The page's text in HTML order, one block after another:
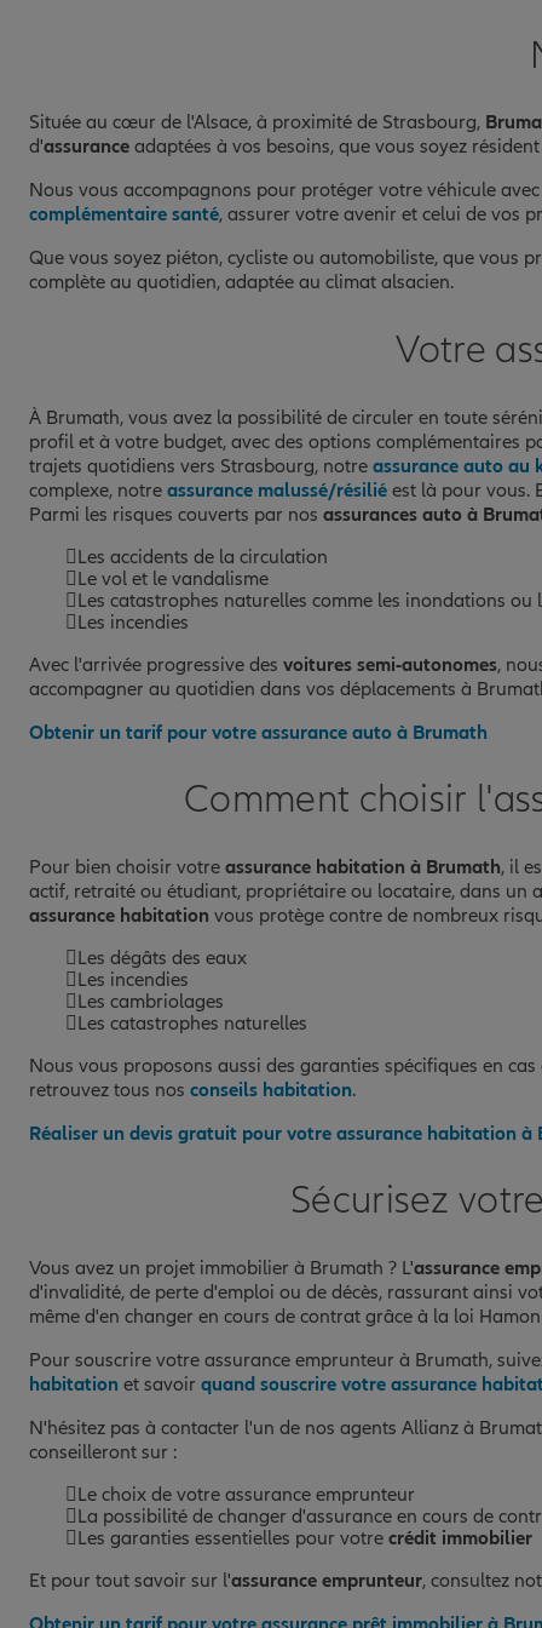
Voir
Située au cœur de l'Alsace, à proximité de Strasbourg,
d'assurance adaptées à vos besoins, que vous soyez
Nous vous accompagnons pour protéger votre véhicule
complémentaire santé, assurer votre avenir et celui de vos
Que vous soyez piéton, cycliste ou automobiliste, que vous
complète au quotidien, adaptée au climat alsacien.
Votre
À Brumath, vous avez la possibilité de circuler en toute
profil et à votre budget, avec des options complémentaires
trajets quotidiens vers Strasbourg, notre assurance auto au
complexe, notre assurance malussé/résilié est là pour vous.
Parmi les risques couverts par nos assurances auto à
Les accidents de la circulation
Le vol et le vandalisme
Les catastrophes naturelles comme les inondations ou
Les incendies
Avec l'arrivée progressive des voitures semi-autonomes,
accompagner au quotidien dans vos déplacements à
Obtenir un tarif pour votre assurance auto à Brumath
Comment choisir
Pour bien choisir votre assurance habitation à Brumath, il
actif, retraité ou étudiant, propriétaire ou locataire, dans un
assurance habitation vous protège contre de nombreux
Les dégâts des eaux
Les incendies
Les cambriolages
Les catastrophes naturelles
Nous vous proposons aussi des garanties spécifiques en cas
retrouvez tous nos conseils habitation.
Réaliser un devis gratuit pour votre assurance habitation à
Sécurisez
Vous avez un projet immobilier à Brumath ? L'assurance
d'invalidité, de perte d'emploi ou de décès, rassurant ainsi
même d'en changer en cours de contrat grâce à la loi
Pour souscrire votre assurance emprunteur à Brumath,
habitation et savoir quand souscrire votre assurance
N'hésitez pas à contacter l'un de nos agents Allianz à
conseilleront sur :
Le choix de votre assurance emprunteur
La possibilité de changer d'assurance en cours de
Les garanties essentielles pour votre crédit immobilier
Et pour tout savoir sur l'assurance emprunteur, consultez